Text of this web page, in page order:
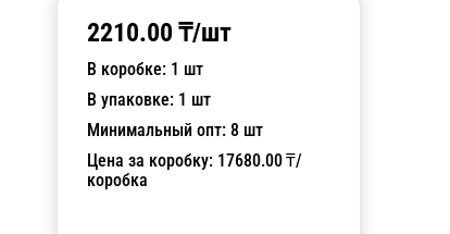
2210.00 ₸/шт
В коробке: 1 шт
В упаковке: 1 шт
Минимальный опт: 8 шт
Цена за коробку: 17680.00₸/
коробка